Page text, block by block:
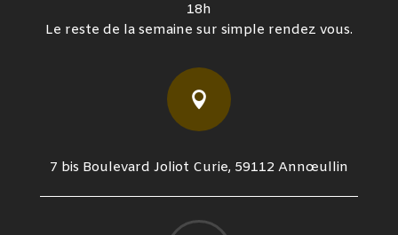
18h
Le reste de la semaine sur simple rendez vous.

7 bis Boulevard Joliot Curie, 59112 Annœullin